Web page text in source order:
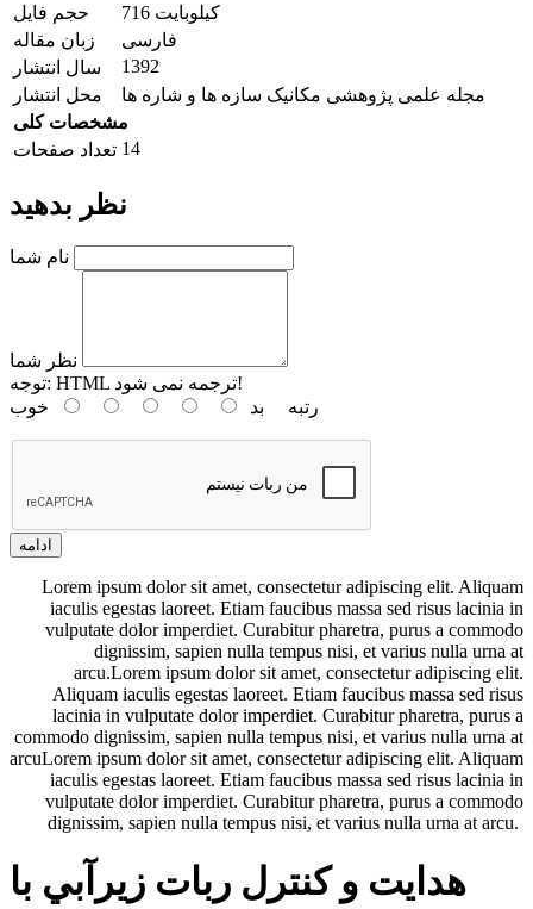
حجم فایل
716 کیلوبایت
زبان مقاله
فارسی
سال انتشار
1392
محل انتشار
مجله علمی پژوهشی مکانیک سازه ها و شاره ها
مشخصات کلی
تعداد صفحات 14
نظر بدهید
نام شما
نظر شما
توجه:
HTML ترجمه نمی شود!
رتبه بد خوب
ادامه
Lorem ipsum dolor sit amet, consectetur adipiscing elit. Aliquam
iaculis egestas laoreet. Etiam faucibus massa sed risus lacinia in
vulputate dolor imperdiet. Curabitur pharetra, purus a commodo
dignissim, sapien nulla tempus nisi, et varius nulla urna at
arcu.Lorem ipsum dolor sit amet, consectetur adipiscing elit.
Aliquam iaculis egestas laoreet. Etiam faucibus massa sed risus
lacinia in vulputate dolor imperdiet. Curabitur pharetra, purus a
commodo dignissim, sapien nulla tempus nisi, et varius nulla urna at
arcuLorem ipsum dolor sit amet, consectetur adipiscing elit. Aliquam
iaculis egestas laoreet. Etiam faucibus massa sed risus lacinia in
vulputate dolor imperdiet. Curabitur pharetra, purus a commodo
dignissim, sapien nulla tempus nisi, et varius nulla urna at arcu.
هدايت و كنترل ربات زيرآبي با